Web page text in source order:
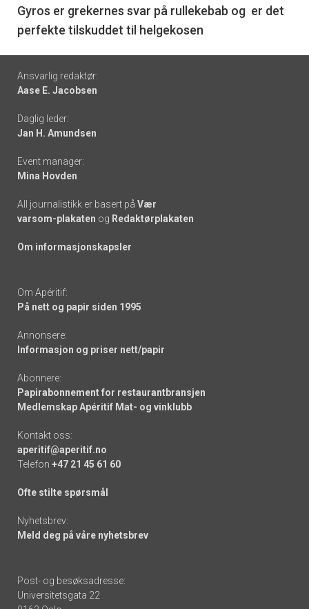
6
Gyros er grekernes svar på rullekebab og er det
perfekte tilskuddet til helgekosen
Footer
-
links
Ansvarlig redaktør:
Aase E. Jacobsen
Daglig leder:
Jan H. Amundsen
Event manager:
Mina Hovden
All journalistikk er basert på Vær
varsom-plakaten og Redaktørplakaten
Om informasjonskapsler
Om Apéritif:
På nett og papir siden 1995
Annonsere:
Informasjon og priser nett/papir
Abonnere:
Papirabonnement for restaurantbransjen
Medlemskap Apéritif Mat- og vinklubb
Kontakt oss:
aperitif@aperitif.no
Telefon +47 21 45 61 60
Ofte stilte spørsmål
Nyhetsbrev:
Meld deg på våre nyhetsbrev
Post- og besøksadresse:
Universitetsgata 22